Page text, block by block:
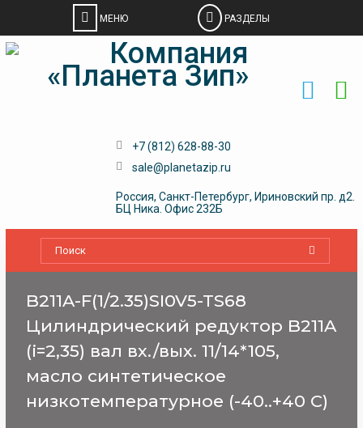
Skip
+7 (812) 628-88-30
sale@planetazip.ru
Россия, Санкт-Петербург, Ириновский пр. д2.
БЦ Ника. Офис 232Б
B211A-F(1/2.35)SI0V5-TS68
Цилиндрический редуктор B211A
(i=2,35) вал вх./вых. 11/14*105,
масло синтетическое
низкотемпературное (-40..+40 С)